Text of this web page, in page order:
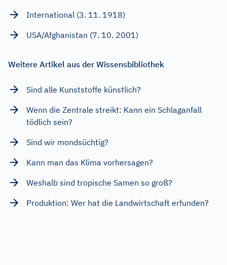
International (3. 11. 1918)
USA/Afghanistan (7. 10. 2001)
Weitere Artikel aus der Wissensbibliothek
Sind alle Kunststoffe künstlich?
Wenn die Zentrale streikt: Kann ein Schlaganfall
tödlich sein?
Sind wir mondsüchtig?
Kann man das Klima vorhersagen?
Weshalb sind tropische Samen so groß?
Produktion: Wer hat die Landwirtschaft erfunden?